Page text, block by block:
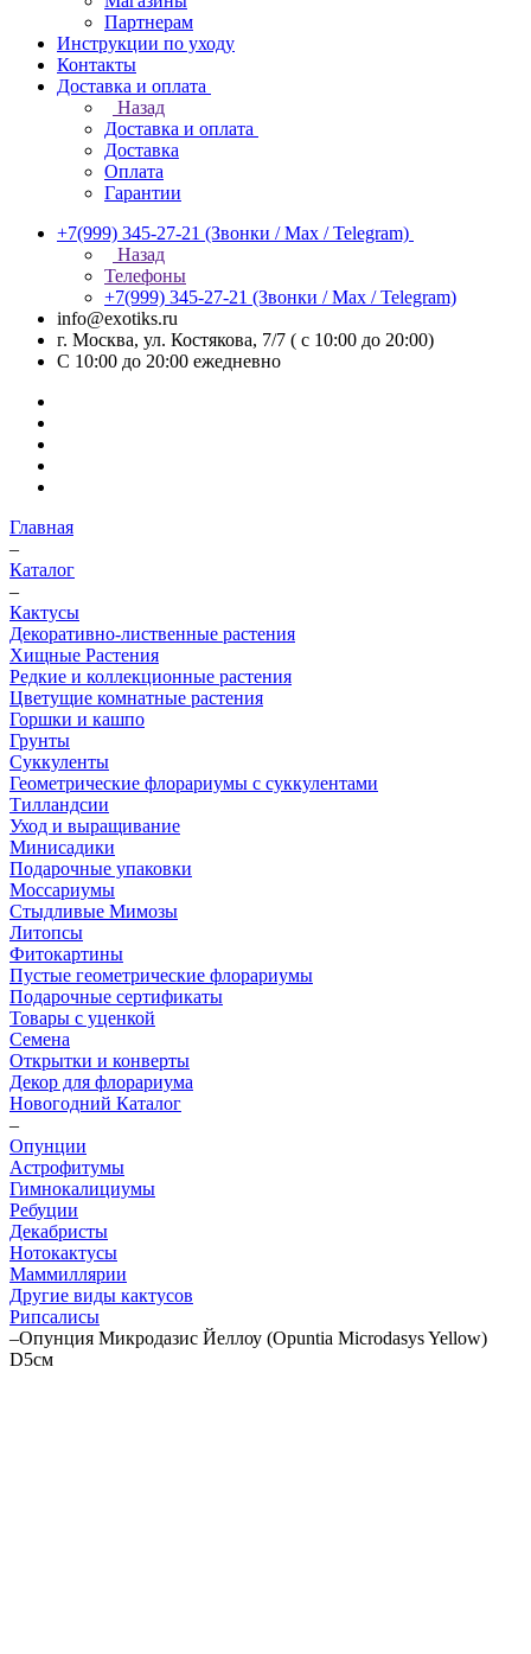
Партнерам
Инструкции по уходу
Контакты
Доставка и оплата
Назад
Доставка и оплата
Доставка
Оплата
Гарантии
+7(999) 345-27-21 (Звонки / Max / Telegram)
Назад
Телефоны
+7(999) 345-27-21 (Звонки / Max / Telegram)
info@exotiks.ru
г. Москва, ул. Костякова, 7/7 ( с 10:00 до 20:00)
С 10:00 до 20:00 ежедневно
Главная
–
Каталог
–
Кактусы
Декоративно-лиственные растения
Хищные Растения
Редкие и коллекционные растения
Цветущие комнатные растения
Горшки и кашпо
Грунты
Суккуленты
Геометрические флорариумы с суккулентами
Тилландсии
Уход и выращивание
Минисадики
Подарочные упаковки
Моссариумы
Стыдливые Мимозы
Литопсы
Фитокартины
Пустые геометрические флорариумы
Подарочные сертификаты
Товары с уценкой
Семена
Открытки и конверты
Декор для флорариума
Новогодний Каталог
–
Опунции
Астрофитумы
Гимнокалициумы
Ребуции
Декабристы
Нотокактусы
Маммиллярии
Другие виды кактусов
Рипсалисы
–Опунция Микродазис Йеллоу (Opuntia Microdasys Yellow)
D5см